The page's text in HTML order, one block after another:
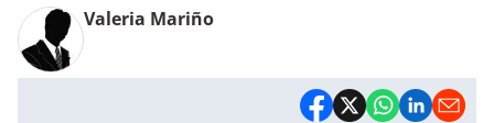
Valeria Mariño